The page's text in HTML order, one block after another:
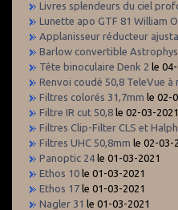
Livres splendeurs du ciel
Lunette apo GTF 81 William
Applanisseur réducteur
Barlow convertible
Tête binoculaire Denk 2 le
Renvoi coudé 50,8 TeleVue à
Filtres colorés 31,7mm le 02-
Filtre IR cut 50,8 le 02-03-2021
Filtres Clip-Filter CLS et
Filtres UHC 50,8mm le 02-03-
Panoptic 24 le 01-03-2021
Ethos 10 le 01-03-2021
Ethos 17 le 01-03-2021
Nagler 31 le 01-03-2021